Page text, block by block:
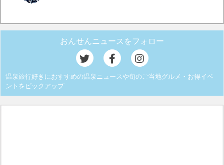
おんせんニュースをフォロー
温泉旅行好きにおすすめの温泉ニュースや旬のご当地グルメ・お得イベ
ントをピックアップ